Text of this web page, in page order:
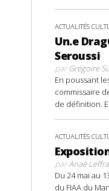
ACTUALITÉS
Un.e
Seroussi
parGrégoire
En poussant
commissaire
de définition.
ACTUALITÉS
parAnaë
Du 24 mai au
du FIAA du